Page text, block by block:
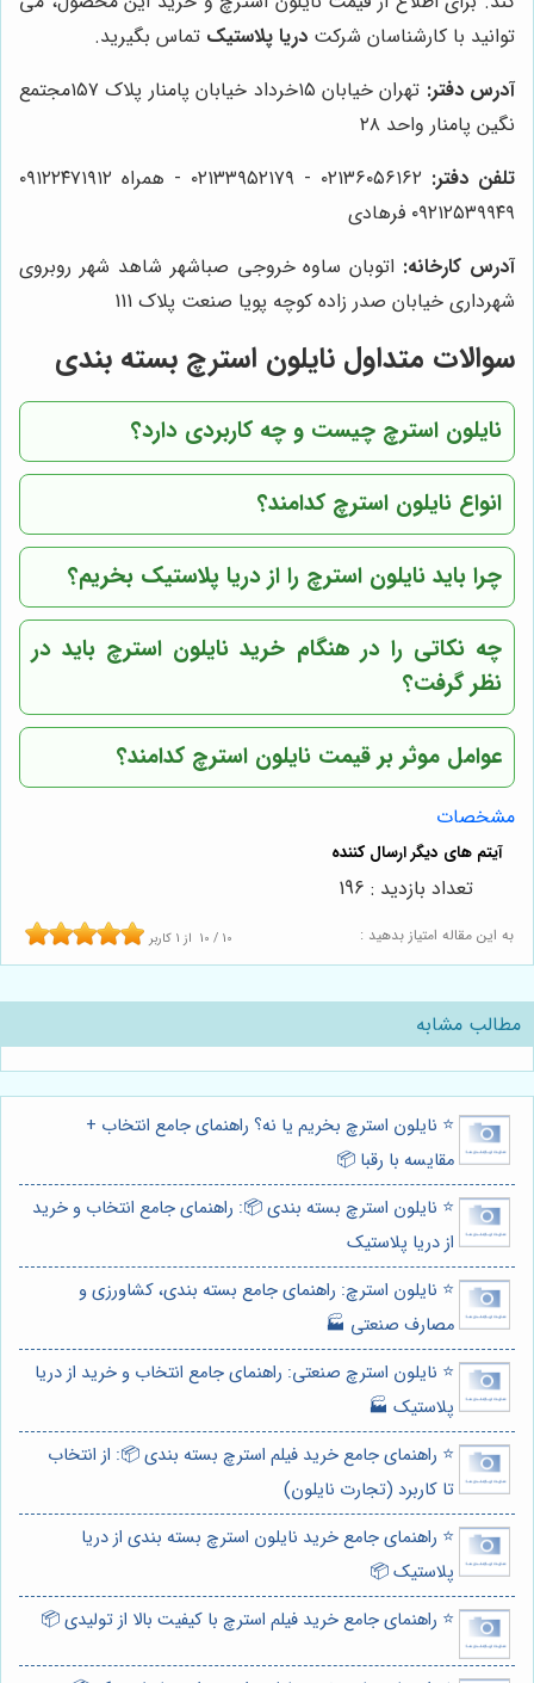
توانید با کارشناسان شرکت دریا پلاستیک تماس بگیرید.
آدرس دفتر:
تهران خیابان ۱۵خرداد خیابان پامنار پلاک ۱۵۷مجتمع
نگین پامنار واحد ۲۸
تلفن دفتر:
۰۲۱۳۶۰۵۶۱۶۲ - ۰۲۱۳۳۹۵۲۱۷۹ - همراه ۰۹۱۲۲۴۷۱۹۱۲
۰۹۲۱۲۵۳۹۹۴۹ فرهادی
آدرس کارخانه: اتوبان ساوه خروجی صباشهر شاهد شهر روبروی
شهرداری خیابان صدر زاده کوچه پویا صنعت پلاک 111
سوالات متداول نایلون استرچ بسته بندی
نایلون استرچ چیست و چه کاربردی دارد؟
انواع نایلون استرچ کدامند؟
چرا باید نایلون استرچ را از دریا پلاستیک بخریم؟
چه نکاتی را در هنگام خرید نایلون استرچ باید در
نظر گرفت؟
عوامل موثر بر قیمت نایلون استرچ کدامند؟
مشخصات
به این مقاله امتیاز بدهید : 10 / 10 از 1 کاربر
تعداد بازدید : 196
مطالب مشابه
⭐️ نایلون استرچ بخریم یا نه؟ راهنمای جامع انتخاب +
مقایسه با رقبا 📦
⭐️ نایلون استرچ بسته بندی 📦: راهنمای جامع انتخاب و خرید
از دریا پلاستیک
⭐️ نایلون استرچ: راهنمای جامع بسته بندی، کشاورزی و
مصارف صنعتی 🏭
⭐️ نایلون استرچ صنعتی: راهنمای جامع انتخاب و خرید از دریا
پلاستیک 🏭
⭐️ راهنمای جامع خرید فیلم استرچ بسته بندی 📦: از انتخاب
تا کاربرد (تجارت نایلون)
⭐️ راهنمای جامع خرید نایلون استرچ بسته بندی از دریا
پلاستیک 📦
⭐️ راهنمای جامع خرید فیلم استرچ با کیفیت بالا از تولیدی 📦